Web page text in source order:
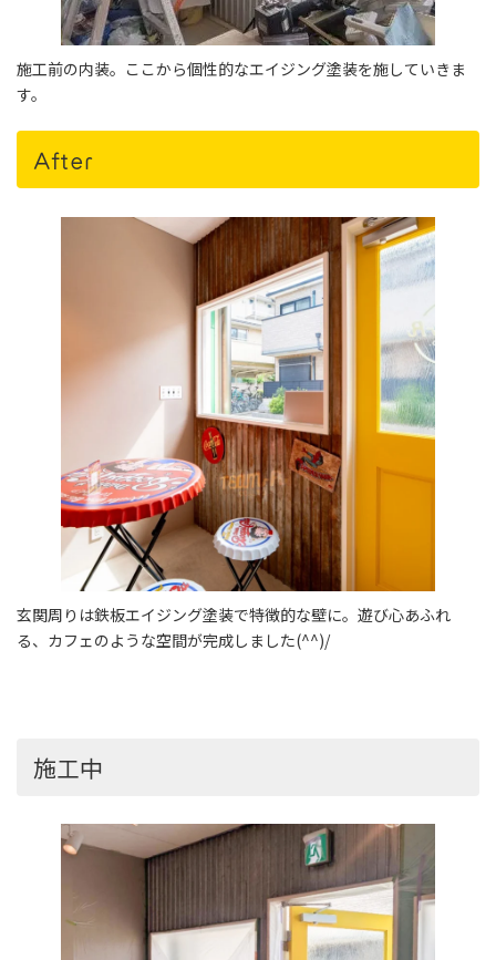
施工前の内装。ここから個性的なエイジング塗装を施していきま
す。
After
玄関周りは鉄板エイジング塗装で特徴的な壁に。遊び心あふれ
る、カフェのような空間が完成しました(^^)/
施工中